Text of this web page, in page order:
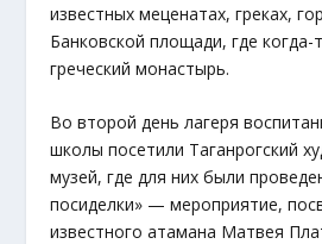
известных меценатах, греках,
Банковской площади, где когда-
греческий монастырь.
Во второй день лагеря
школы посетили Таганрогский
музей, где для них были
посиделки» — мероприятие,
известного атамана Матвея